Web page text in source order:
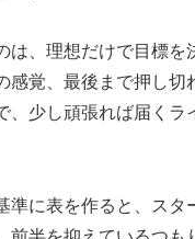
は、理想だけで目標を
感覚、最後まで押し切
、少し頑張れば届くラ
準に表を作ると、スタ